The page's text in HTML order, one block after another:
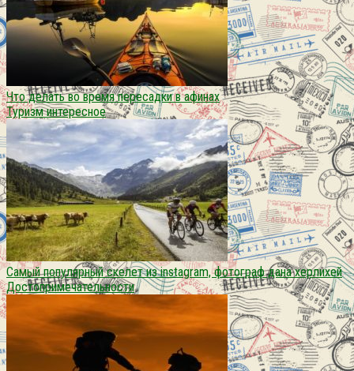
Что делать во время пересадки в афинах
Туризм интересное
Самый популярный скелет из instagram, фотограф дана херлихей
Достопримечательности